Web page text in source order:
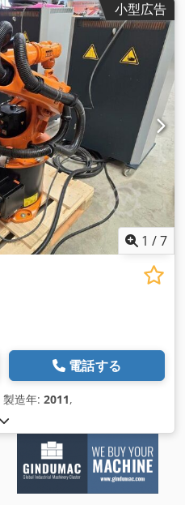
小型広告
1 /7
電話する
製造年: 2011,